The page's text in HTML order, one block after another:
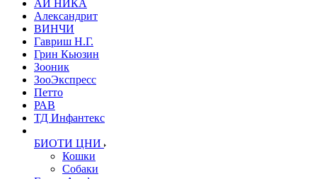
АЙ НИКА
Александрит
ВИНЧИ
Гавриш Н.Г.
Грин Кьюзин
Зооник
ЗооЭкспресс
Петто
РАВ
ТД Инфантекс
БИОТИ ЦНИ
Кошки
Собаки